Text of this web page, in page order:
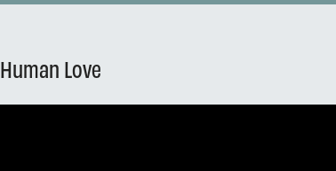
Human Love